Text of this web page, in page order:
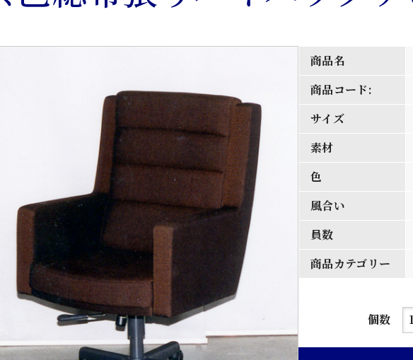
商品名
商品コード:
サイズ
素材
色
風合い
員数
商品カテゴリー
個数
茶